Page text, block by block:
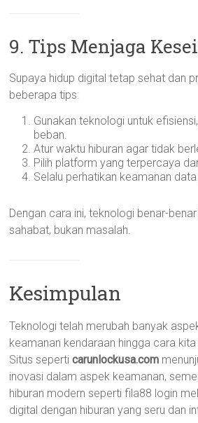
9. Tips Menjaga
Supaya hidup digital tetap sehat dan
beberapa tips:
Gunakan teknologi untuk
beban.
Atur waktu hiburan agar tidak
Pilih platform yang terpercaya
Selalu perhatikan keamanan
Dengan cara ini, teknologi benar-
sahabat, bukan masalah.
Kesimpulan
Teknologi telah merubah banyak
keamanan kendaraan hingga cara
Situs seperticarunlockusa.com
inovasi dalam aspek keamanan,
hiburan modern seperti fila88 login
digital dengan hiburan yang seru dan